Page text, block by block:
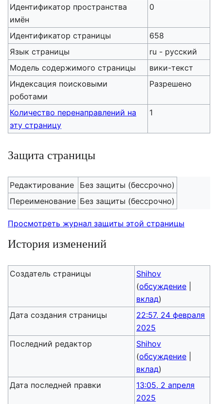
Идентификатор пространства
имён
0
Идентификатор страницы
658
Язык страницы
ru - русский
Модель содержимого страницы
вики-текст
Индексация поисковыми
роботами
Разрешено
Количество перенаправлений на
эту страницу
1
Защита страницы
Редактирование
Без защиты (бессрочно)
Переименование Без защиты (бессрочно)
Просмотреть журнал защиты этой страницы
История изменений
Создатель страницы
Shihov
(обсуждение
вклад)
Дата создания страницы
22:57, 24 февраля
2025
Последний редактор
Shihov
(обсуждение
вклад)
Дата последней правки
13:05, 2 апреля
2025